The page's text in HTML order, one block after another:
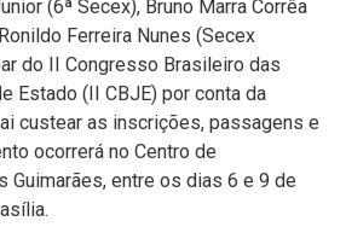
(6ª Secex), Bruno Marra Corrêa
Ferreira Nunes (Secex
do II Congresso Brasileiro das
Estado (II CBJE) por conta da
custear as inscrições, passagens e
ocorrerá no Centro de
Guimarães, entre os dias 6 e 9 de